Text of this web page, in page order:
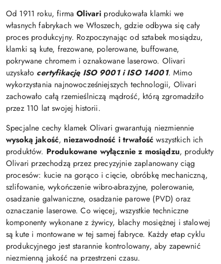
Od 1911 roku, firmaOlivari produkowała klamki we
własnych fabrykach we Włoszech, gdzie odbywa się cały
proces produkcyjny. Rozpoczynając od sztabek mosiądzu,
klamki są kute, frezowane, polerowane, buffowane,
pokrywane chromem i oznakowane laserowo. Olivari
uzyskało certyfikację ISO 9001 i ISO 14001. Mimo
wykorzystania najnowocześniejszych technologii, Olivari
zachowało całą rzemieślniczą mądrość, którą zgromadziło
przez 110 lat swojej historii.
Specjalne cechy klamek Olivari gwarantują niezmiennie
wysoką jakość, niezawodność i trwałość wszystkich ich
produktów. Produkowane wyłącznie z mosiądzu, produkty
Olivari przechodzą przez precyzyjnie zaplanowany ciąg
procesów: kucie na gorąco i cięcie, obróbkę mechaniczną,
szlifowanie, wykończenie wibro-abrazyjne, polerowanie,
osadzanie galwaniczne, osadzanie parowe (PVD) oraz
oznaczanie laserowe. Co więcej, wszystkie techniczne
komponenty wykonane z żywicy, blachy mosiężnej i stalowej
są kute i montowane w tej samej fabryce. Każdy etap cyklu
produkcyjnego jest starannie kontrolowany, aby zapewnić
niezmienną jakość na przestrzeni czasu.